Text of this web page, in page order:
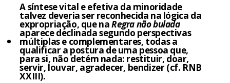
A síntese vital e efetiva da minoridade
talvez deveria ser reconhecida na lógica da
expropriação, que naRegra não bulada
aparece declinada segundo perspectivas
múltiplas e complementares, todas a
qualificar a postura de uma pessoa que,
para si, não detém nada: restituir, doar,
servir, louvar, agradecer, bendizer (cf. RNB
XXIII).